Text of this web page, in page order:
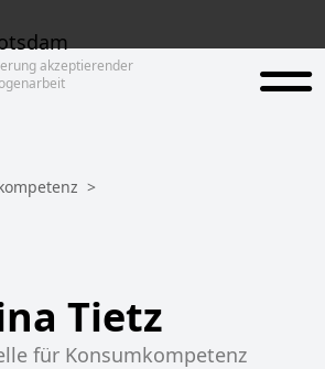
akzeptierender
>
Tietz
für Konsumkompetenz